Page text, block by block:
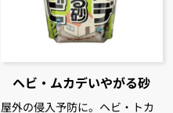
ヘビ・ムカデいやがる砂
屋外の侵入予防に。ヘビ・トカ